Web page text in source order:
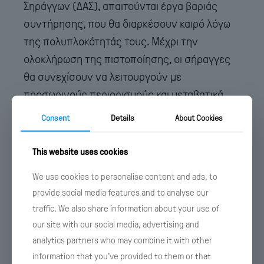
Σηράγγων (ΔΑΣ), απαιτούνται έργα βαριάς
συντήρησης, που θα διαρκέσουν καιρό λόγω
της πολυπλοκότητάς τους. Μέχρι την
ολοκλήρωση της πιστοποίησης, οι σήραγγες
θα συνεχίσουν να λειτουργούν με
προσωρινούς περιορισμούς και μεταβατικά
μέτρα ασφαλείας. Πρόκειται για αναγκαία
μέτρα, που περιλαμβάνουν, μεταξύ άλλων, τη
διατήρηση -όπου απαιτείται- μίας λωρίδας
εκκένωσης σε περίπτωση ατυχήματος, με
σκοπό τη διασφάλιση της ασφάλειας των
χρηστών», τόνισε ο κ. Σουρέτης.
«Μέσω επενδύσεων 500 εκατ. ευρώ εντός
Consent Details About Cookies
This website uses cookies
We use cookies to personalise content and ads, to
provide social media features and to analyse our
traffic. We also share information about your use of
our site with our social media, advertising and
analytics partners who may combine it with other
information that you’ve provided to them or that